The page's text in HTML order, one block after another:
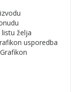
želja
usporedba